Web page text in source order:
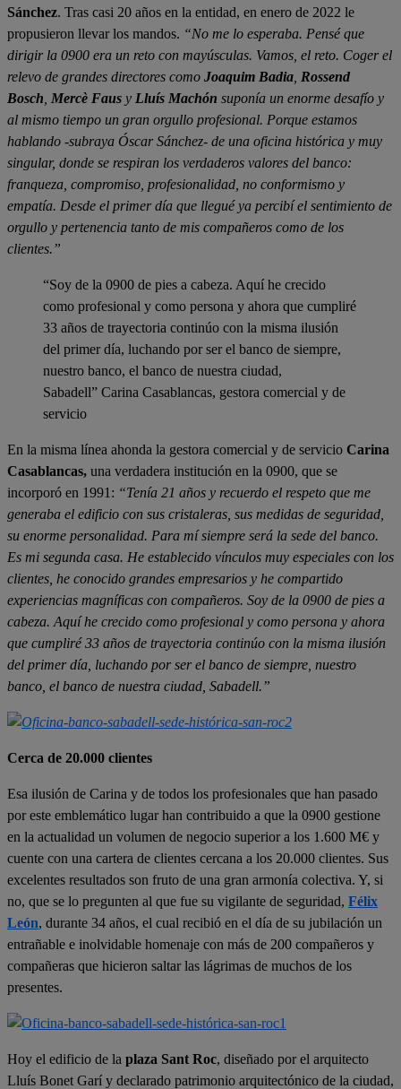
Sánchez. Tras casi 20 años en la entidad, en enero de 2022 le
propusieron llevar los mandos. “No me lo esperaba. Pensé que
dirigir la 0900 era un reto con mayúsculas. Vamos, el reto. Coger el
relevo de grandes directores como Joaquim Badia Rossend
Bosch Mercè Faus y Lluís Machón suponía un enorme desafío y
al mismo tiempo un gran orgullo profesional. Porque estamos
hablando -subraya Óscar Sánchez- de una oficina histórica y muy
singular, donde se respiran los verdaderos valores del banco:
franqueza, compromiso, profesionalidad, no conformismo y
empatía. Desde el primer día que llegué ya percibí el sentimiento de
orgullo y pertenencia tanto de mis compañeros como de los
clientes.”
“Soy de la 0900 de pies a cabeza. Aquí he crecido
como profesional y como persona y ahora que cumpliré
33 años de trayectoria continúo con la misma ilusión
del primer día, luchando por ser el banco de siempre,
nuestro banco, el banco de nuestra ciudad,
Sabadell” Carina Casablancas, gestora comercial y de
servicio
En la misma línea ahonda la gestora comercial y de servicio Carina
Casablancas, una verdadera institución en la 0900, que se
incorporó en 1991: “Tenía 21 años y recuerdo el respeto que me
generaba el edificio con sus cristaleras, sus medidas de seguridad,
su enorme personalidad. Para mí siempre será la sede del banco.
Es mi segunda casa. He establecido vínculos muy especiales con los
clientes, he conocido grandes empresarios y he compartido
experiencias magníficas con compañeros. Soy de la 0900 de pies a
cabeza. Aquí he crecido como profesional y como persona y ahora
que cumpliré 33 años de trayectoria continúo con la misma ilusión
del primer día, luchando por ser el banco de siempre, nuestro
banco, el banco de nuestra ciudad, Sabadell.”
Cerca de 20.000 clientes
Esa ilusión de Carina y de todos los profesionales que han pasado
por este emblemático lugar han contribuido a que la 0900 gestione
en la actualidad un volumen de negocio superior a los 1.600 M€ y
cuente con una cartera de clientes cercana a los 20.000 clientes. Sus
excelentes resultados son fruto de una gran armonía colectiva. Y, si
no, que se lo pregunten al que fue su vigilante de seguridad, Félix
León, durante 34 años, el cual recibió en el día de su jubilación un
entrañable e inolvidable homenaje con más de 200 compañeros y
compañeras que hicieron saltar las lágrimas de muchos de los
presentes.
Hoy el edificio de la plaza Sant Roc, diseñado por el arquitecto
Lluís Bonet Garí y declarado patrimonio arquitectónico de la ciudad,